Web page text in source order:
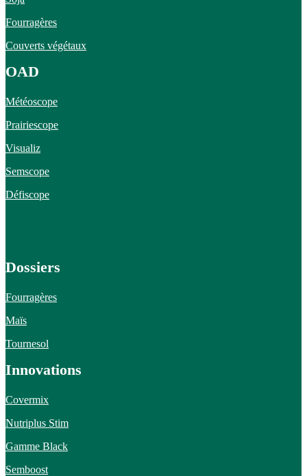
Fourragères
Couverts végétaux
OAD
Météoscope
Prairiescope
Visualiz
Semscope
Défiscope
Dossiers
Fourragères
Maïs
Tournesol
Innovations
Covermix
Nutriplus Stim
Gamme Black
Semboost